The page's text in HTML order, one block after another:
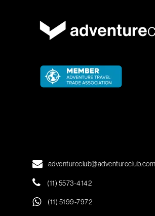
(11) 5573-4142
(11) 5199-7972